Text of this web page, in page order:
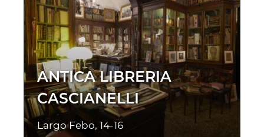
ANTICA LIBRERIA
CASCIANELLI
Largo Febo, 14-16